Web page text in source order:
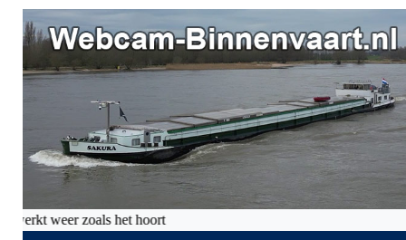
weer zoals het hoort